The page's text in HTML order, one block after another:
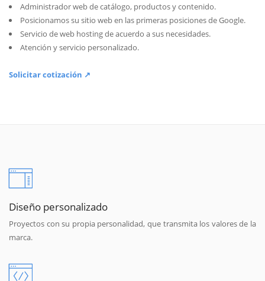
Administrador web de catálogo, productos y contenido.
Posicionamos su sitio web en las primeras posiciones de Google.
Servicio de web hosting de acuerdo a sus necesidades.
Atención y servicio personalizado.
Solicitar cotización ↗
Diseño personalizado
Proyectos con su propia personalidad, que transmita los valores de la
marca.